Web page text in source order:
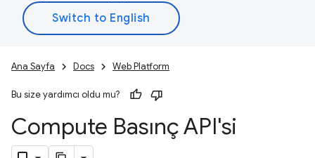
Ana Sayfa Docs Web Platform
Bu size yardımcı oldu mu?
Compute Basınç API'si